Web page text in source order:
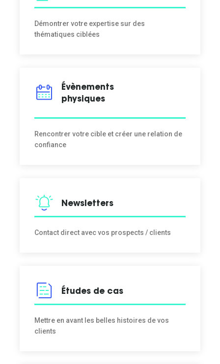
Démontrer votre expertise sur des
thématiques ciblées
Évènements
physiques
Rencontrer votre cible et créer une relation de
confiance
Newsletters
Contact direct avec vos prospects / clients
Études de cas
Mettre en avant les belles histoires de vos
clients